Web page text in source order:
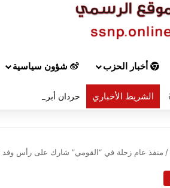
أخبار الحزب شؤون سياسية
الشريط الأخباري حردان أبرق إلى هيكل
/ منفذ عام زحلة في “القومي” شارك على رأس وفد